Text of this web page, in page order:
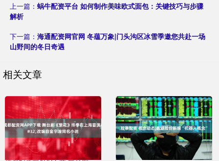
上一篇： 蜗牛配资平台 如何制作美味欧式面包：关键技巧与步骤
解析
下一篇： 海通配资网官网 冬蕴万象|门头沟区冰雪季邀您共赴一场
山野间的冬日奇遇
相关文章